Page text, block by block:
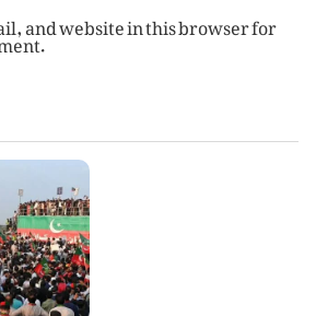
and website in this browser for